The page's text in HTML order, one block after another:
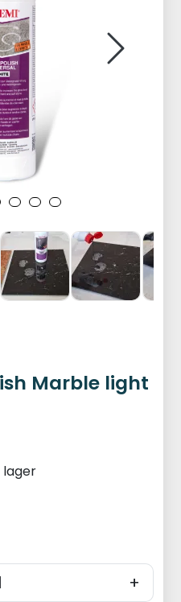
Marble light
lager
+